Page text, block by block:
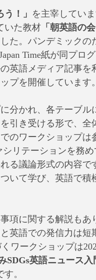
！」
を主宰してい
いた教材 「朝英語の会
た。パンデミックの
Time紙が同プロ
英語メディア記事を
プを開催しています。
分かれ、各テーブル
引き受ける形で、全
のワークショップは
リテーションを務め
る議論形式の内容で
いて学び、英語で積
項に関する解説もあ
英語での発信力は短
ワークショップは
SDGs英語ニュース入
。